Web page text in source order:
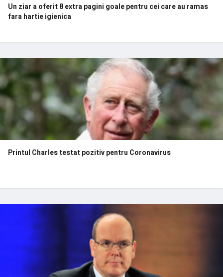
Un ziar a oferit 8 extra pagini goale pentru cei care au ramas
fara hartie igienica
Printul Charles testat pozitiv pentru Coronavirus